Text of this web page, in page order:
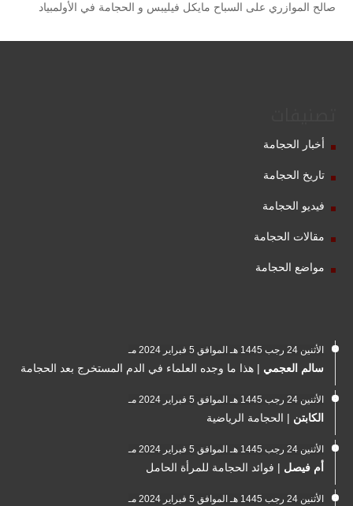
صالح الموازري على السباح مايكل فيليبس و الحجامة في الأولمبياد
أخبار الحجامة
تاريخ الحجامة
فيديو الحجامة
مقالات الحجامة
مواضع الحجامة
الأثنين 24 رجب 1445 هـ الموافق 5 فبراير 2024 مـ
سالم العجمي | هذا ما وجده العلماء في الدم المستخرج بعد الحجامة
الأثنين 24 رجب 1445 هـ الموافق 5 فبراير 2024 مـ
الكابتن | الحجامة الرياضية
الأثنين 24 رجب 1445 هـ الموافق 5 فبراير 2024 مـ
أم فيصل | فوائد الحجامة للمرأة الحامل
الأثنين 24 رجب 1445 هـ الموافق 5 فبراير 2024 مـ